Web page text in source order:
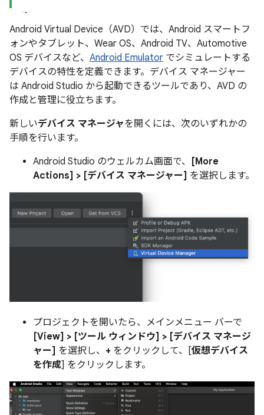
Android Virtual Device（AVD）では、Android スマートフ
ォンやタブレット、Wear OS、Android TV、Automotive
OS デバイスなど、 Android Emulator でシミュレートする
デバイスの特性を定義できます。デバイス マネージャー
は Android Studio から起動できるツールであり、AVD の
作成と管理に役立ちます。
新しいデバイス マネージャを開くには、次のいずれかの
手順を行います。
Android Studio のウェルカム画面で、
[More
Actions] > [デバイス マネージャー] を選択します。
プロジェクトを開いたら、メインメニュー バーで
[View] > [ツール ウィンドウ] > [デバイス マネージ
ャー] を選択し、 + をクリックして、[仮想デバイス
を作成] をクリックします。